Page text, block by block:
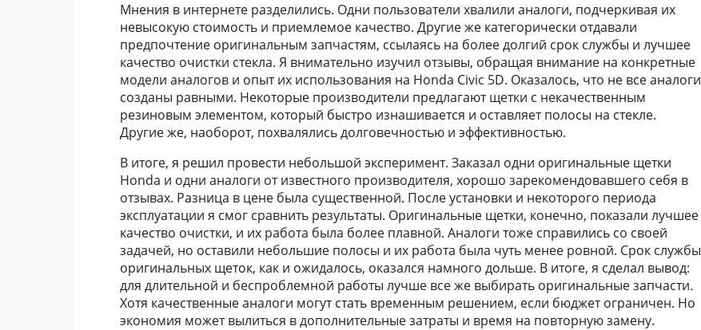
Мнения в интернете разделились. Одни пользователи хвалили аналоги, подчеркивая их
невысокую стоимость и приемлемое качество. Другие же категорически отдавали
предпочтение оригинальным запчастям, ссылаясь на более долгий срок службы и лучшее
качество очистки стекла. Я внимательно изучил отзывы, обращая внимание на конкретные
модели аналогов и опыт их использования на Honda Civic 5D. Оказалось, что не все аналоги
созданы равными. Некоторые производители предлагают щетки с некачественным
резиновым элементом, который быстро изнашивается и оставляет полосы на стекле.
Другие же, наоборот, похвалялись долговечностью и эффективностью.
В итоге, я решил провести небольшой эксперимент. Заказал одни оригинальные щетки
Honda и одни аналоги от известного производителя, хорошо зарекомендовавшего себя в
отзывах. Разница в цене была существенной. После установки и некоторого периода
эксплуатации я смог сравнить результаты. Оригинальные щетки, конечно, показали лучшее
качество очистки, и их работа была более плавной. Аналоги тоже справились со своей
задачей, но оставили небольшие полосы и их работа была чуть менее ровной. Срок службы
оригинальных щеток, как и ожидалось, оказался намного дольше. В итоге, я сделал вывод:
для длительной и беспроблемной работы лучше все же выбирать оригинальные запчасти.
Хотя качественные аналоги могут стать временным решением, если бюджет ограничен. Но
экономия может вылиться в дополнительные затраты и время на повторную замену.